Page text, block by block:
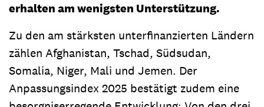
erhalten am wenigsten Unterstützung.
Zu den am stärksten unterfinanzierten Ländern
zählen Afghanistan, Tschad, Südsudan,
Somalia, Niger, Mali und Jemen. Der
Anpassungsindex 2025 bestätigt zudem eine